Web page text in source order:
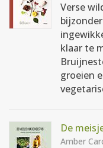
Verse
klaar te
groeien
De
Amber